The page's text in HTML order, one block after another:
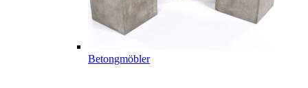
Betongmöbler